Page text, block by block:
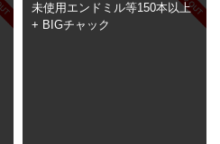
未使用エンドミル等150本以上
+ BIGチャック